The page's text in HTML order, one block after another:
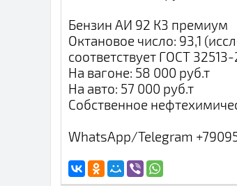
Бензин АИ 92 К3 премиум
Октановое число: 93,1
соответствует ГОСТ
На вагоне: 58 000 руб.т
На авто: 57 000 руб.т
Собственное
WhatsАpp/Telegram